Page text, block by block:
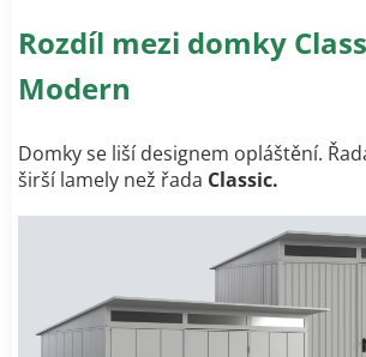
Rozdíl mezi domky
Modern
Domky se liší designem opláštění.
širší lamely než řada Classic.